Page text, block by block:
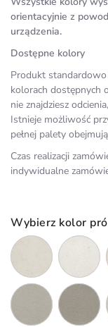
orientacyjnie z
urządzenia.
Dostępne kolory
Produkt
kolorach dostępnych
nie znajdziesz
Istnieje możliwość
pełnej palety
Czas realizacji
indywidualne
Wybierz kolor